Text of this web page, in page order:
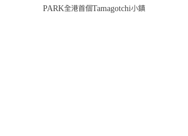
PARK全港首個Tamagotchi小鎮